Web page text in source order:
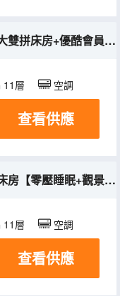
親子·家庭特大雙拼床房+優酷會員+樂播投屏+巨幕投影
11層 空調
查看供應
日式·飄窗大床房【零壓睡眠+觀景落窗】
11層 空調
電視機
查看供應